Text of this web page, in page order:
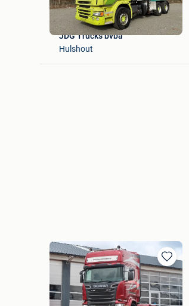
JDG Trucks bvba
Hulshout
Bewaren
in
Mijn
Favorieten